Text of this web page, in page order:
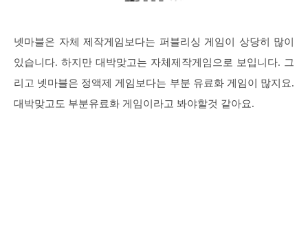
넷마블은 자체 제작게임보다는 퍼블리싱 게임이 상당히 많이
있습니다. 하지만 대박맞고는 자체제작게임으로 보입니다. 그
리고 넷마블은 정액제 게임보다는 부분 유료화 게임이 많지요.
대박맞고도 부분유료화 게임이라고 봐야할것 같아요.